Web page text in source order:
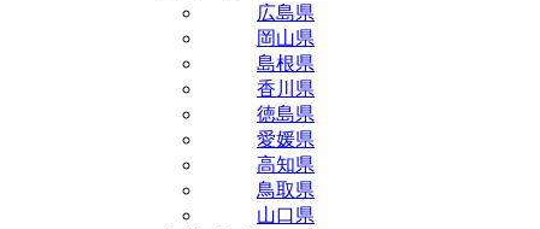
広島県
岡山県
島根県
香川県
徳島県
愛媛県
高知県
鳥取県
山口県